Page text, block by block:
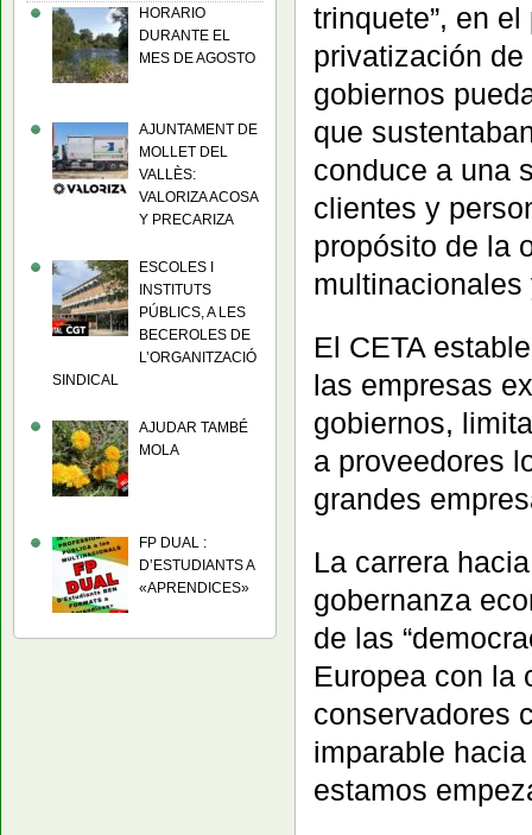
trinquete”, en
privatización
gobiernos
que
conduce a una
clientes y
propósito de la
El CETA
las empresas
gobiernos,
a proveedores
grandes
La carrera
gobernanza
de las
Europea con la
conservadores
imparable
estamos
HORARIO
DURANTE EL
MES DE AGOSTO
AJUNTAMENT DE
MOLLET DEL
VALLÈS:
VALORIZA ACOSA
Y PRECARIZA
ESCOLES I
INSTITUTS
PÚBLICS, A LES
BECEROLES DE
L’ORGANITZACIÓ
SINDICAL
AJUDAR TAMBÉ
MOLA
FP DUAL :
D’ESTUDIANTS A
«APRENDICES»